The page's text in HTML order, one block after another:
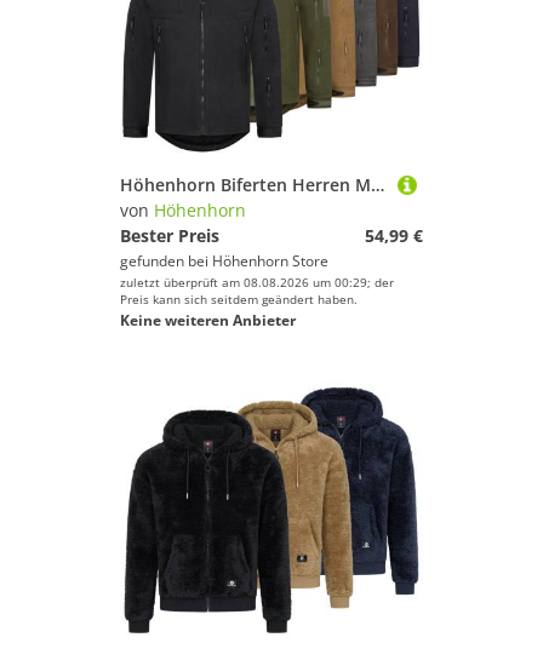
Höhenhorn Biferten Herren Militär Fleecejacke Outdoor Winddichte Jacke mit Ka... 3XL Braun
von Höhenhorn
Bester Preis
54,99 €
gefunden bei Höhenhorn Store
zuletzt überprüft am 08.08.2026 um 00:29; der
Preis kann sich seitdem geändert haben.
Keine weiteren Anbieter